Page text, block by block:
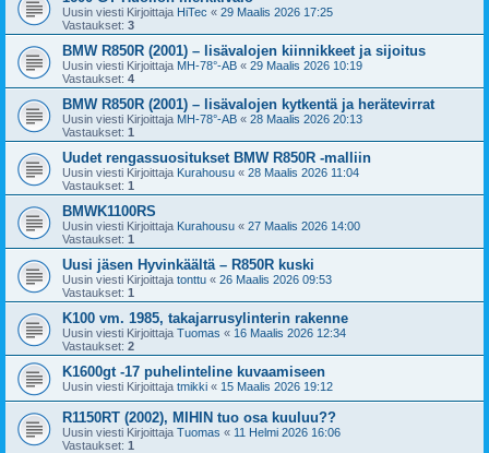
Uusin viesti Kirjoittaja HiTec « 29 Maalis 2026 17:25
Vastaukset: 3
BMW R850R (2001) – lisävalojen kiinnikkeet ja sijoitus
Uusin viesti Kirjoittaja MH-78°-AB « 29 Maalis 2026 10:19
Vastaukset: 4
BMW R850R (2001) – lisävalojen kytkentä ja herätevirrat
Uusin viesti Kirjoittaja MH-78°-AB « 28 Maalis 2026 20:13
Vastaukset: 1
Uudet rengassuositukset BMW R850R -malliin
Uusin viesti Kirjoittaja Kurahousu « 28 Maalis 2026 11:04
Vastaukset: 1
BMWK1100RS
Uusin viesti Kirjoittaja Kurahousu « 27 Maalis 2026 14:00
Vastaukset: 1
Uusi jäsen Hyvinkäältä – R850R kuski
Uusin viesti Kirjoittaja tonttu « 26 Maalis 2026 09:53
Vastaukset: 1
K100 vm. 1985, takajarrusylinterin rakenne
Uusin viesti Kirjoittaja Tuomas « 16 Maalis 2026 12:34
Vastaukset: 2
K1600gt -17 puhelinteline kuvaamiseen
Uusin viesti Kirjoittaja tmikki « 15 Maalis 2026 19:12
R1150RT (2002), MIHIN tuo osa kuuluu??
Uusin viesti Kirjoittaja Tuomas « 11 Helmi 2026 16:06
Vastaukset: 1